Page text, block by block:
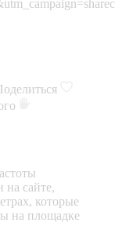
на сайте,
которые
на площадке